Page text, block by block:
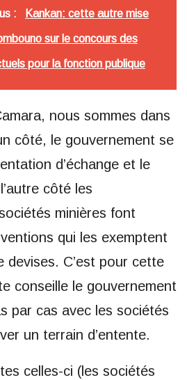
: Kankan: cette autre mise
sur le concours des
pour la fonction publique
nous sommes dans
côté, le gouvernement se
d’échange et le
côté les
minières font
qui les exemptent
devises. C’est pour cette
conseille le gouvernement
par cas avec les sociétés
un terrain d’entente.
celles-ci (les sociétés